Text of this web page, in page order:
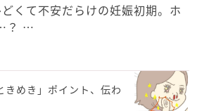
どくて不安だらけの妊娠初期。ホ
？ …
きめき」ポイント、伝わ